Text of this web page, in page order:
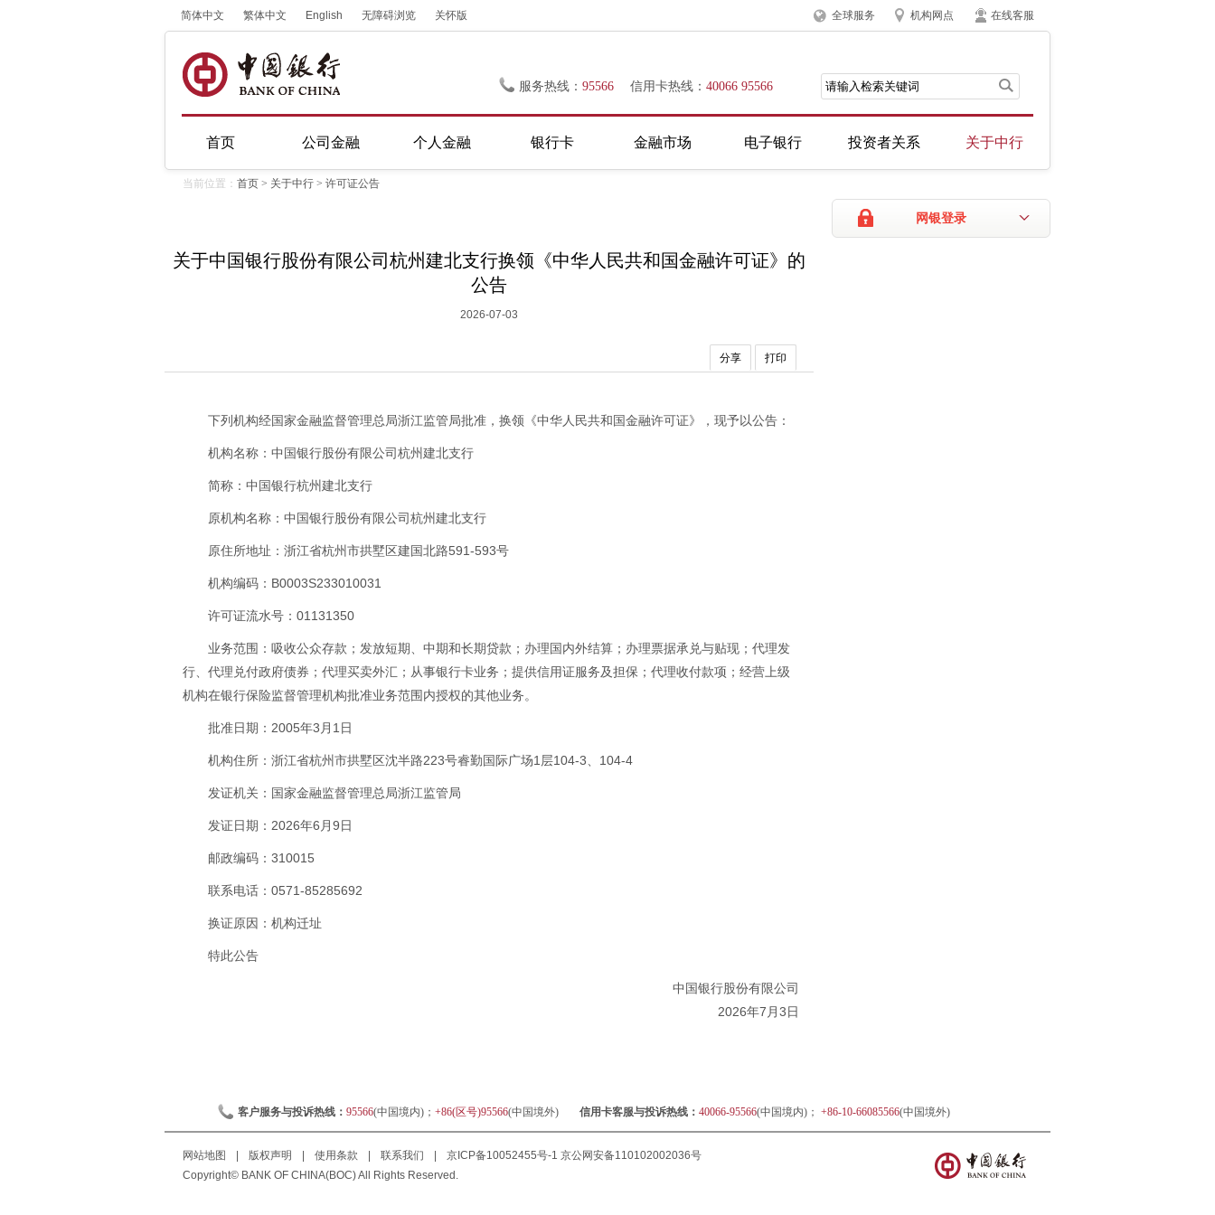
简体中文 繁体中文 English 无障碍浏览 关怀版 全球服务 机构网点 在线客服
服务热线： 95566 信用卡热线： 40066 95566
首页 公司金融 个人金融 银行卡 金融市场 电子银行 投资者关系 关于中行
当前位置： 首页 > 关于中行 > 许可证公告
网银登录
关于中国银行股份有限公司杭州建北支行换领《中华人民共和国金融许可证》的
公告
2026-07-03
分享 打印
下列机构经国家金融监督管理总局浙江监管局批准，换领《中华人民共和国金融许可证》，现予以公告：
机构名称：中国银行股份有限公司杭州建北支行
简称：中国银行杭州建北支行
原机构名称：中国银行股份有限公司杭州建北支行
原住所地址：浙江省杭州市拱墅区建国北路591-593号
机构编码：B0003S233010031
许可证流水号：01131350
业务范围：吸收公众存款；发放短期、中期和长期贷款；办理国内外结算；办理票据承兑与贴现；代理发
行、代理兑付政府债券；代理买卖外汇；从事银行卡业务；提供信用证服务及担保；代理收付款项；经营上级
机构在银行保险监督管理机构批准业务范围内授权的其他业务。
批准日期：2005年3月1日
机构住所：浙江省杭州市拱墅区沈半路223号睿勤国际广场1层104-3、104-4
发证机关：国家金融监督管理总局浙江监管局
发证日期：2026年6月9日
邮政编码：310015
联系电话：0571-85285692
换证原因：机构迁址
特此公告
中国银行股份有限公司
2026年7月3日
客户服务与投诉热线： 95566(中国境内)； +86(区号)95566(中国境外) 信用卡客服与投诉热线： 40066-95566(中国境内)； +86-10-66085566(中国境外)
网站地图 版权声明 使用条款 联系我们 京ICP备10052455号-1 京公网安备110102002036号
Copyright© BANK OF CHINA(BOC) All Rights Reserved.